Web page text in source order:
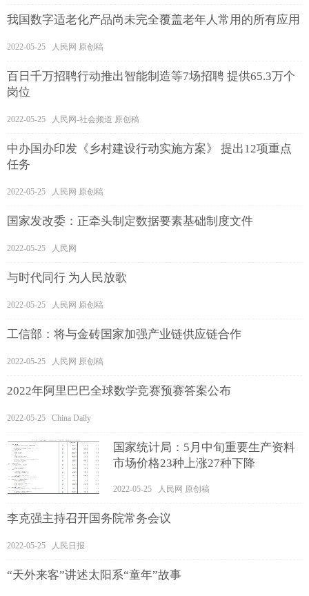
我国数字适老化产品尚未完全覆盖老年人常用的所有应用
2022-05-25 人民网 原创稿
百日千万招聘行动推出智能制造等7场招聘 提供65.3万个
岗位
2022-05-25 人民网-社会频道 原创稿
中办国办印发《乡村建设行动实施方案》 提出12项重点
任务
2022-05-25 人民网 原创稿
国家发改委：正牵头制定数据要素基础制度文件
2022-05-25 人民网
与时代同行 为人民放歌
2022-05-25 人民网 原创稿
工信部：将与金砖国家加强产业链供应链合作
2022-05-25 人民网 原创稿
2022年阿里巴巴全球数学竞赛预赛答案公布
2022-05-25 China Daily
国家统计局：5月中旬重要生产资料
市场价格23种上涨27种下降
2022-05-25 人民网 原创稿
李克强主持召开国务院常务会议
2022-05-25 人民日报
“天外来客”讲述太阳系“童年”故事